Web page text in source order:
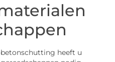
heeft u